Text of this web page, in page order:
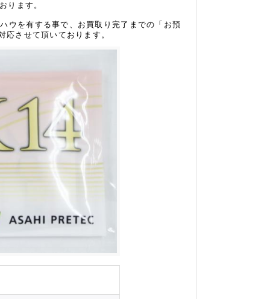
ります。
ウを有する事で、お買取り完了までの「お預
させて頂いております。